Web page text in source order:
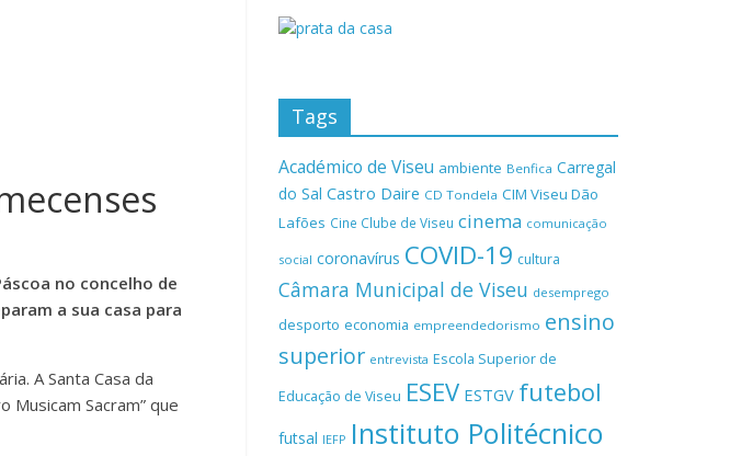
no concelho de
a sua casa para
A Santa Casa da
Musicam Sacram” que
Tags
Académico de Viseu ambiente Benfica Carregal
do Sal Castro Daire CD Tondela CIM Viseu Dão
Lafões Cine Clube de Viseu cinema comunicação
social coronavírus COVID-19 cultura
Câmara Municipal de Viseu desemprego
desporto economia empreendedorismo ensino
superior entrevista Escola Superior de
Educação de Viseu ESEV ESTGV futebol
futsal IEFP Instituto Politécnico